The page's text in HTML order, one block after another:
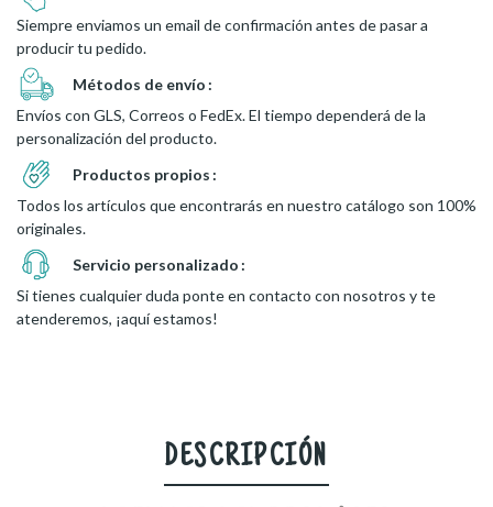
Siempre enviamos un email de confirmación antes de pasar a
producir tu pedido.
Métodos de envío
Envíos con GLS, Correos o FedEx. El tiempo dependerá de la
personalización del producto.
Productos propios
Todos los artículos que encontrarás en nuestro catálogo son 100%
originales.
Servicio personalizado
Si tienes cualquier duda ponte en contacto con nosotros y te
atenderemos, ¡aquí estamos!
DESCRIPCIÓN